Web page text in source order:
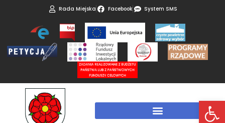
Rada Miejska Facebook System SMS